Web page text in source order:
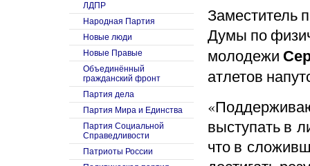
Заместитель
Думы по
молодежи
атлетов
выступать в
что в
ЛДПР
Народная Партия
Новые люди
Новые Правые
Объединённый
гражданский фронт
Партия дела
Партия Мира и Единства
Партия Социальной
Справедливости
Патриоты России